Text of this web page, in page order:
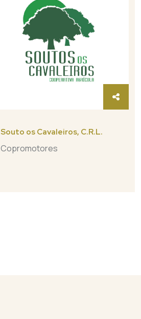
Souto os Cavaleiros, C.R.L.
Copromotores